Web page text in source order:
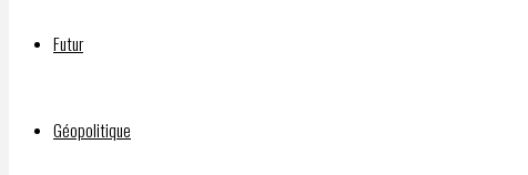
Futur
Géopolitique
commentary on the Fb outage, which I definitely do
evidence that crypto, digital covid passport, and QR
exposed Pzifer and its corruption. Plus more news on
If you would like to donate to my work or join my VIP